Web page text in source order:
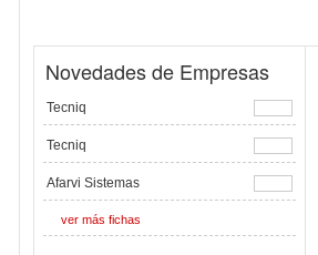
Novedades de Empresas
Tecniq
Tecniq
Afarvi Sistemas
ver más fichas